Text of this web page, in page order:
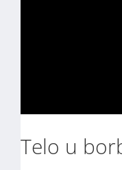
Telo u